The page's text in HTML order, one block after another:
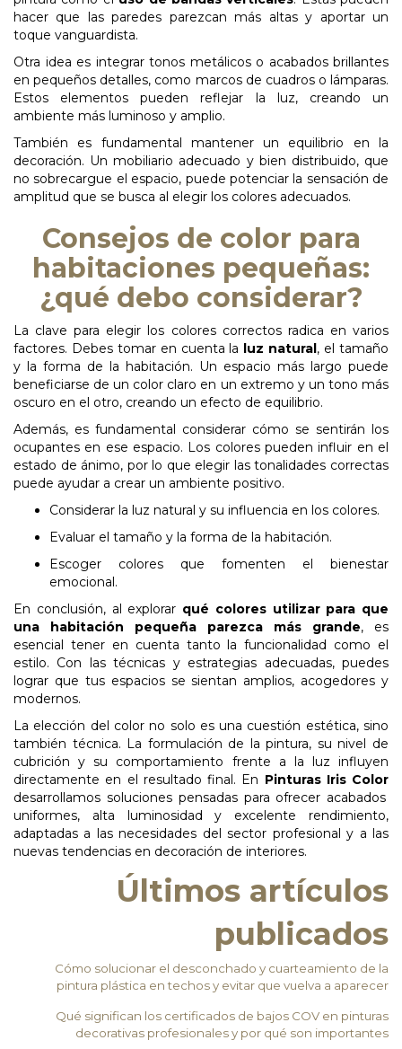
hacer que las paredes parezcan más altas y aportar un
toque vanguardista.
Otra idea es integrar tonos metálicos o acabados brillantes
en pequeños detalles, como marcos de cuadros o lámparas.
Estos elementos pueden reflejar la luz, creando un
ambiente más luminoso y amplio.
También es fundamental mantener un equilibrio en la
decoración. Un mobiliario adecuado y bien distribuido, que
no sobrecargue el espacio, puede potenciar la sensación de
amplitud que se busca al elegir los colores adecuados.
Consejos de color para
habitaciones pequeñas:
¿qué debo considerar?
La clave para elegir los colores correctos radica en varios
factores. Debes tomar en cuenta la luz natural, el tamaño
y la forma de la habitación. Un espacio más largo puede
beneficiarse de un color claro en un extremo y un tono más
oscuro en el otro, creando un efecto de equilibrio.
Además, es fundamental considerar cómo se sentirán los
ocupantes en ese espacio. Los colores pueden influir en el
estado de ánimo, por lo que elegir las tonalidades correctas
puede ayudar a crear un ambiente positivo.
Considerar la luz natural y su influencia en los colores.
Evaluar el tamaño y la forma de la habitación.
Escoger colores que fomenten el bienestar
emocional.
En conclusión, al explorar qué colores utilizar para que
una habitación pequeña parezca más grande, es
esencial tener en cuenta tanto la funcionalidad como el
estilo. Con las técnicas y estrategias adecuadas, puedes
lograr que tus espacios se sientan amplios, acogedores y
modernos.
La elección del color no solo es una cuestión estética, sino
también técnica. La formulación de la pintura, su nivel de
cubrición y su comportamiento frente a la luz influyen
directamente en el resultado final. En Pinturas Iris Color
desarrollamos soluciones pensadas para ofrecer acabados
uniformes, alta luminosidad y excelente rendimiento,
adaptadas a las necesidades del sector profesional y a las
nuevas tendencias en decoración de interiores.
Últimos artículos
publicados
Cómo solucionar el desconchado y cuarteamiento de la
pintura plástica en techos y evitar que vuelva a aparecer
Qué significan los certificados de bajos COV en pinturas
decorativas profesionales y por qué son importantes